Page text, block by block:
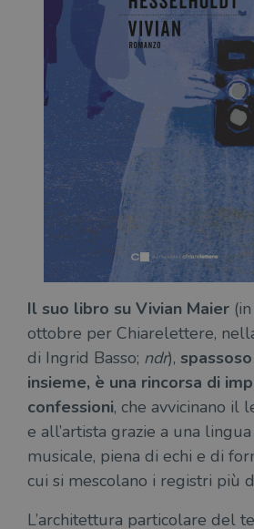
Il suo libro su Vivian Maier
ottobre per Chiarelettere,
di Ingrid Basso; ndr),
insieme, è una rincorsa di
confessioni, che avvicinano il
e all’artista grazie a una
musicale, piena di echi e di
cui si mescolano i registri più
L’architettura particolare del